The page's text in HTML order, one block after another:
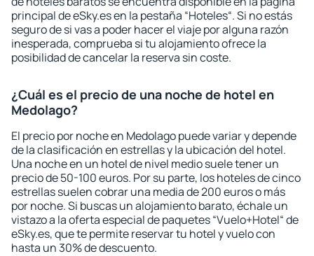
principal de eSky.es en la pestaña “Hoteles“. Si no estás
seguro de si vas a poder hacer el viaje por alguna razón
inesperada, comprueba si tu alojamiento ofrece la
posibilidad de cancelar la reserva sin coste.
¿Cuál es el precio de una noche de hotel en
Medolago?
El precio por noche en Medolago puede variar y depende
de la clasificación en estrellas y la ubicación del hotel.
Una noche en un hotel de nivel medio suele tener un
precio de 50-100 euros. Por su parte, los hoteles de cinco
estrellas suelen cobrar una media de 200 euros o más
por noche. Si buscas un alojamiento barato, échale un
vistazo a la oferta especial de paquetes “Vuelo+Hotel“ de
eSky.es, que te permite reservar tu hotel y vuelo con
hasta un 30% de descuento.